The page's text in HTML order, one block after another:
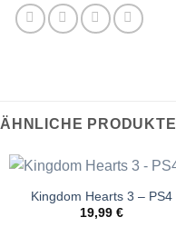
ÄHNLICHE PRODUKTE
Kingdom Hearts 3 – PS4
19,99 €